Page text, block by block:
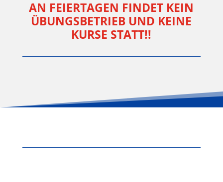
AN FEIERTAGEN FINDET KEIN
ÜBUNGSBETRIEB UND KEINE
KURSE STATT!!